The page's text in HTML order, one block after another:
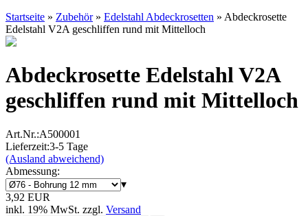
Startseite » Zubehör» Edelstahl Abdeckrosetten » Abdeckrosette
Edelstahl V2A geschliffen rund mit Mittelloch
ab
3,92
EUR
Abdeckrosette Edelstahl V2A
geschliffen rund mit Mittelloch
Art.Nr.:A500001
Lieferzeit:3-5 Tage
(Ausland abweichend)
Abmessung:
▾
3,92 EUR
inkl. 19% MwSt. zzgl. Versand